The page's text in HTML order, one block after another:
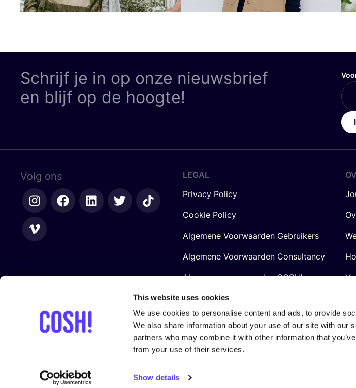
This website uses cookies
We use cookies to personalise content and ads, to provide
We also share information about your use of our site with our
partners who may combine it with other information that
from your use of their services.
Show details
Schrijf je in op onze nieuwsbrief
en blijf op de hoogte!
Volg ons
LEGAL
Privacy Policy
Cookie Policy
Algemene Voorwaarden Gebruikers
Algemene Voorwaarden Consultancy
Algemene voorwaarden COSH! voor